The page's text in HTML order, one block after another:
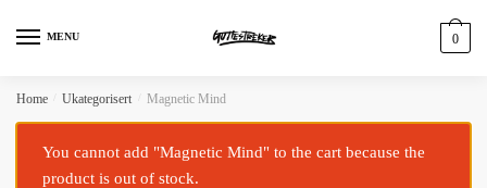
MENU 0
Home Ukategorisert Magnetic Mind
You cannot add "Magnetic Mind" to the cart because the
product is out of stock.